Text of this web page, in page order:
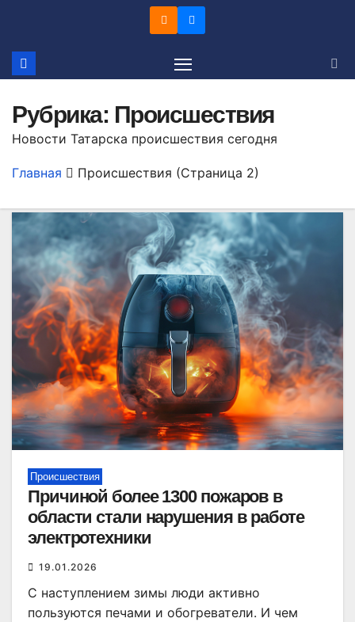
содержимому
Рубрика: Происшествия
Новости Татарска происшествия сегодня
Главная Происшествия (Страница 2)
Происшествия
Причиной более 1300 пожаров в
области стали нарушения в работе
электротехники
19.01.2026
С наступлением зимы люди активно
пользуются печами и обогреватели. И чем